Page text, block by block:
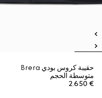
حقيبة كروس بودي Brera
متوسطة الحجم
€ 2.650